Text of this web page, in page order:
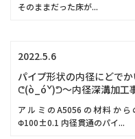
そのままだった床が...
2022.5.6
パイプ形状の内径にどで
ᕦ(ò_óˇ)ᕤ～内径深溝加工
アルミのA5056の材料か
Φ100±0.1 内径貫通のパイ...